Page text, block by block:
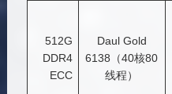
512G
DDR4
ECC
Daul Gold
6138（40核80
线程）